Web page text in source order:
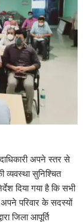
अपने स्तर से
व्यवस्था सुनिश्चित
दिया गया है कि सभी
परिवार के सदस्यों
जिला आपूर्ति